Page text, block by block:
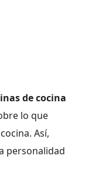
de cocina
lo que
Así,
personalidad